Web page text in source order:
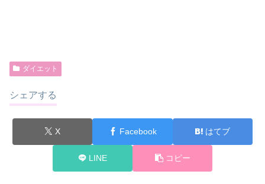
ダイエット
シェアする
X Facebook はてブ
LINE コピー